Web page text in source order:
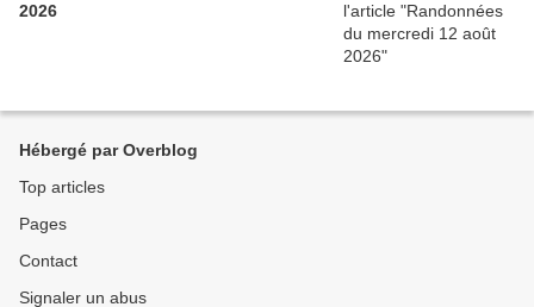
2026
Hébergé par Overblog
Top articles
Pages
Contact
Signaler un abus